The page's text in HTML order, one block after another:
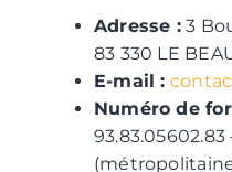
Adresse :3
83 330 LE
E-mail :
Numéro de
93.83.05602.83